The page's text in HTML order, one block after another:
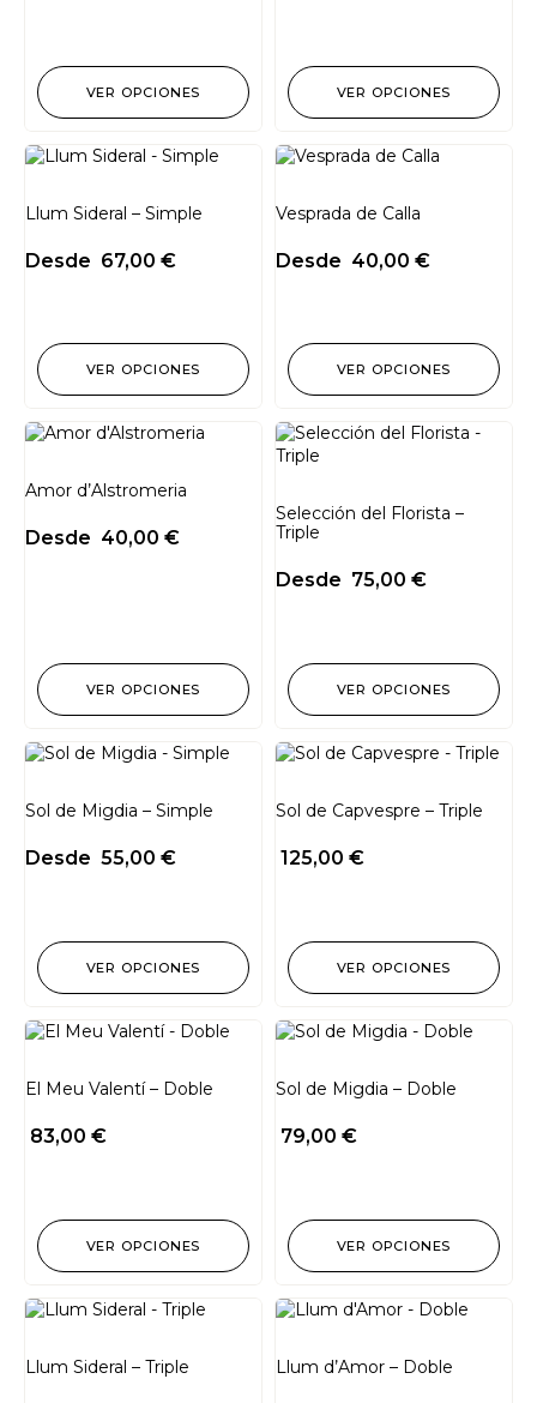
VER OPCIONES VER OPCIONES
Llum Sideral – Simple
Desde 67,00 €
VER OPCIONES
Vesprada de Calla
Desde 40,00 €
VER OPCIONES
Amor d’Alstromeria
Desde 40,00 €
VER OPCIONES
Selección del Florista –
Triple
Desde 75,00 €
VER OPCIONES
Sol de Migdia – Simple
Desde 55,00 €
VER OPCIONES
Sol de Capvespre – Triple
125,00 €
VER OPCIONES
El Meu Valentí – Doble
83,00 €
VER OPCIONES
Sol de Migdia – Doble
79,00 €
VER OPCIONES
Llum Sideral – Triple Llum d’Amor – Doble